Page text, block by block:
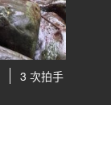
3 次拍手